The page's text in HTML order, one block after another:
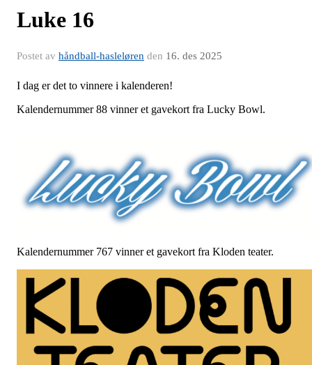
Luke 16
Postet av håndball-hasleløren den 16. des 2025
I dag er det to vinnere i kalenderen!
Kalendernummer 88 vinner et gavekort fra Lucky Bowl.
Kalendernummer 767 vinner et gavekort fra Kloden teater.